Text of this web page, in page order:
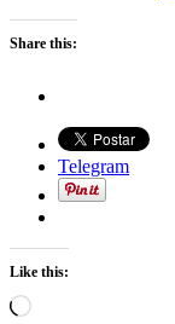
Share this:
Telegram
Like this:
Loading…